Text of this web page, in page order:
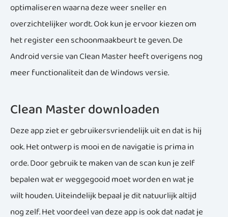
optimaliseren waarna deze weer sneller en
overzichtelijker wordt. Ook kun je ervoor kiezen om
het register een schoonmaakbeurt te geven. De
Android versie van Clean Master heeft overigens nog
meer functionaliteit dan de Windows versie.
Clean Master downloaden
Deze app ziet er gebruikersvriendelijk uit en dat is hij
ook. Het ontwerp is mooi en de navigatie is prima in
orde. Door gebruik te maken van de scan kun je zelf
bepalen wat er weggegooid moet worden en wat je
wilt houden. Uiteindelijk bepaal je dit natuurlijk altijd
nog zelf. Het voordeel van deze app is ook dat nadat je